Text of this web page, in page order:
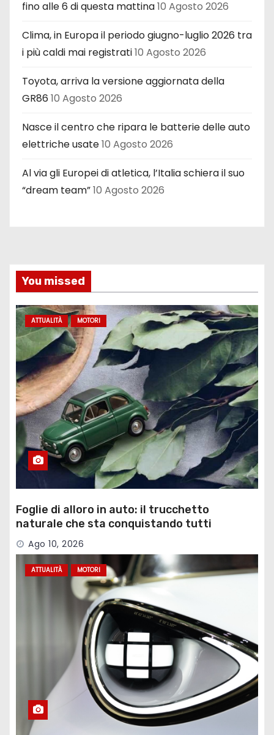
fino alle 6 di questa mattina10 Agosto 2026
Clima, in Europa il periodo giugno-luglio 2026 tra
i più caldi mai registrati10 Agosto 2026
Toyota, arriva la versione aggiornata della
GR86 10 Agosto 2026
Nasce il centro che ripara le batterie delle auto
elettriche usate10 Agosto 2026
Al via gli Europei di atletica, l’Italia schiera il suo
“dream team”10 Agosto 2026
You missed
ATTUALITÀ MOTORI
Foglie di alloro in auto: il trucchetto
naturale che sta conquistando tutti
Ago 10, 2026
ATTUALITÀ MOTORI